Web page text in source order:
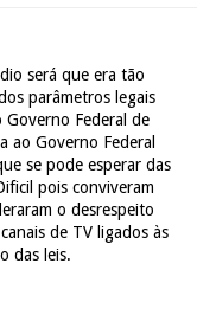
será que era tão
parâmetros legais
Federal de
ao Governo Federal
se pode esperar das
pois conviveram
o desrespeito
de TV ligados às
das leis.